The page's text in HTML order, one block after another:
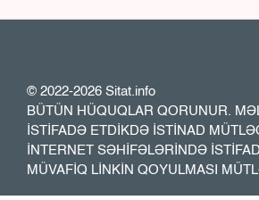
16:32 “Ümid edirik ki, ABŞ- İran danışıqları yaxşı
xəbərlə nəticələnəcək” -Hakan
16:20 Türkiyə fındıq ixracından 2,4 milyard dollar
qazandı
© 2022-2026 Sitat.info
BÜTÜN HÜQUQLAR QORUNUR.
İSTİFADƏ ETDİKDƏ İSTİNAD
İNTERNET SƏHİFƏLƏRİNDƏ
MÜVAFİQ LİNKİN QOYULMASI